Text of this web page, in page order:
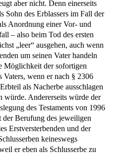
aber nicht. Denn einerseits
Sohn des Erblassers im Fall der
Anordnung einer Vor- und
– also beim Tod des ersten
„leer“ ausgehen, auch wenn
um seinen Vater handeln
Möglichkeit der sofortigen
Vaters, wenn er nach § 2306
als Nacherbe ausschlagen
würde. Andererseits würde der
des Testaments von 1996
der Berufung des jeweiligen
Erstversterbenden und der
keineswegs
er eben als Schlusserbe zu